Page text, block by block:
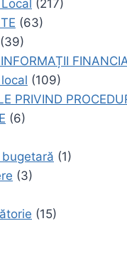
(217)
(63)
(39)
(109)
PRIVIND
(6)
(1)
(3)
(15)